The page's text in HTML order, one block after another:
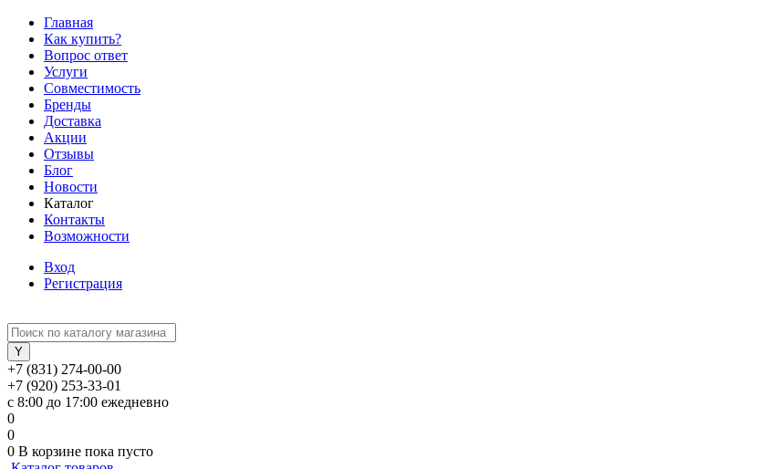
Главная
Как купить?
Вопрос ответ
Услуги
Совместимость
Бренды
Доставка
Акции
Отзывы
Блог
Новости
Каталог
Контакты
Возможности
Вход
Регистрация
+7 (831) 274-00-00
+7 (920) 253-33-01
с 8:00 до 17:00 ежедневно
0
0
0 В корзине пока пусто